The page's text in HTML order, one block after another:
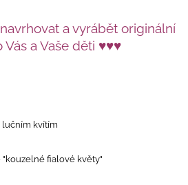
a vyrábět originální
a Vaše děti ♥♥♥
lučním kvítím
"kouzelné fialové květy"